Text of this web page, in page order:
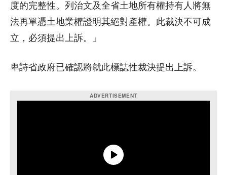
度的完整性。列治文及全省土地所有權持有人將無
法再單憑土地業權證明其絕對產權。此裁決不可成
立，必須提出上訴。」
卑詩省政府已確認將就此標誌性裁決提出上訴。